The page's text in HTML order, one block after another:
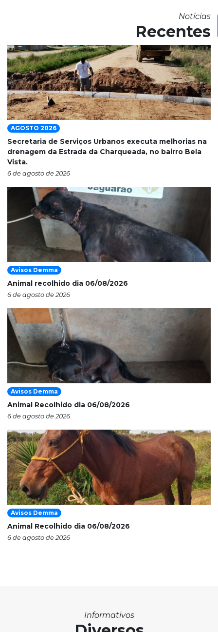
Notícias
Recentes
AGOSTO 2026
Secretaria de Serviços Urbanos executa melhorias na
drenagem da Estrada da Charqueada, no bairro Bela
Vista.
6 de agosto de 2026
Avisos Demma
Animal recolhido dia 06/08/2026
6 de agosto de 2026
Avisos Demma
Animal Recolhido dia 06/08/2026
6 de agosto de 2026
Avisos Demma
Animal Recolhido dia 06/08/2026
6 de agosto de 2026
Informativos